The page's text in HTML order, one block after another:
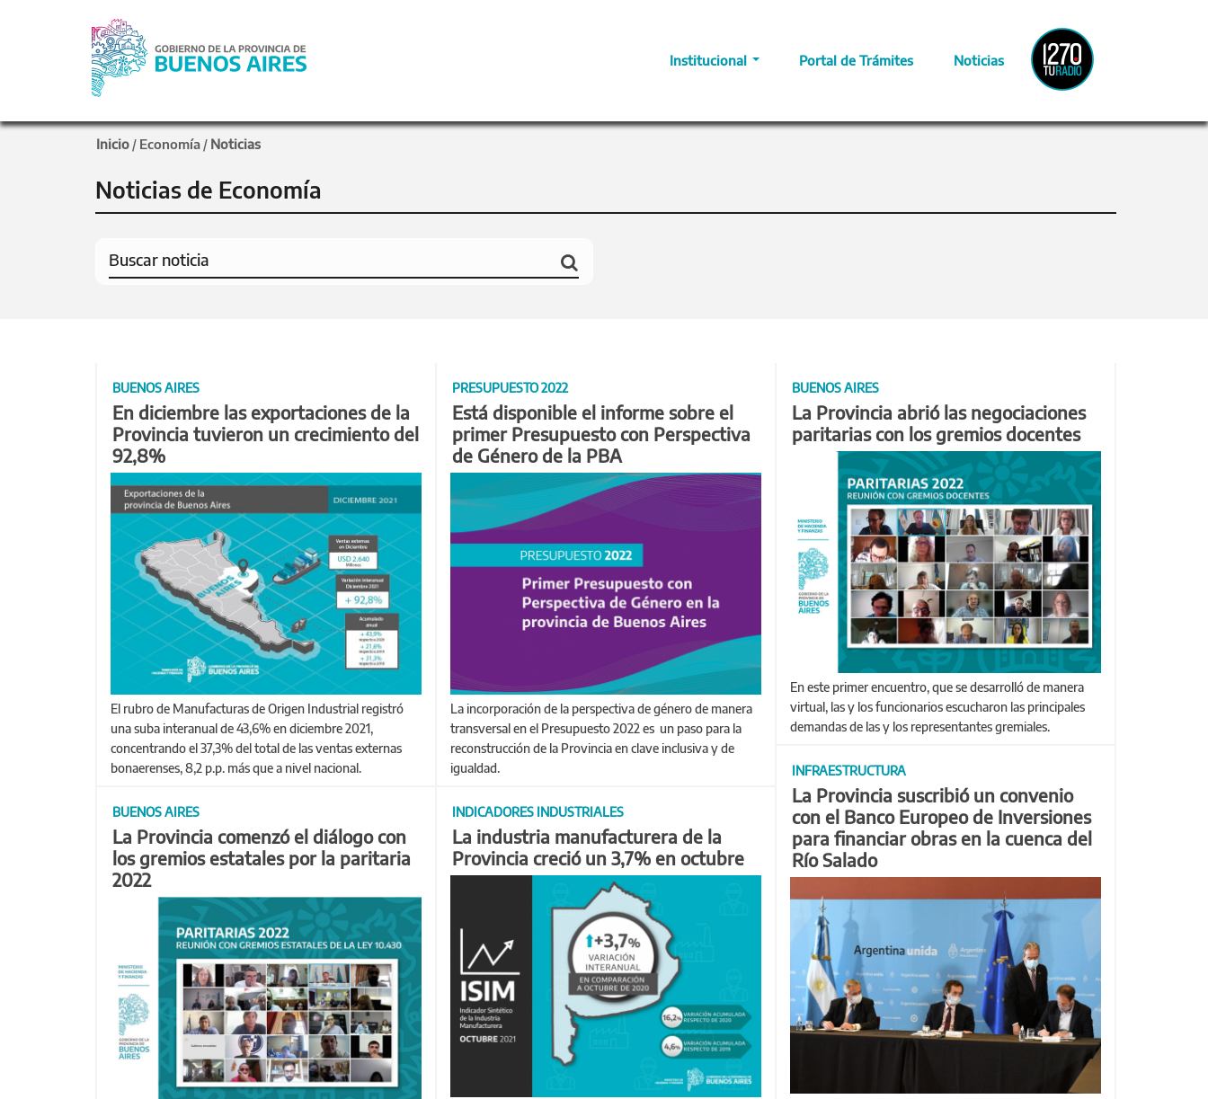
Institucional Portal de Trámites Noticias
Radio
Provincia
Inicio / Economía / Noticias
Noticias de Economía
BUENOS AIRES
En diciembre las exportaciones de la
Provincia tuvieron un crecimiento del
92,8%
El rubro de Manufacturas de Origen Industrial registró
una suba interanual de 43,6% en diciembre 2021,
concentrando el 37,3% del total de las ventas externas
bonaerenses, 8,2 p.p. más que a nivel nacional.
PRESUPUESTO 2022
Está disponible el informe sobre el
primer Presupuesto con Perspectiva
de Género de la PBA
La incorporación de la perspectiva de género de manera
transversal en el Presupuesto 2022 es un paso para la
reconstrucción de la Provincia en clave inclusiva y de
igualdad.
BUENOS AIRES
La Provincia abrió las negociaciones
paritarias con los gremios docentes
En este primer encuentro, que se desarrolló de manera
virtual, las y los funcionarios escucharon las principales
demandas de las y los representantes gremiales.
INFRAESTRUCTURA
La Provincia suscribió un convenio
con el Banco Europeo de Inversiones
para financiar obras en la cuenca del
Río Salado
BUENOS AIRES
La Provincia comenzó el diálogo con
los gremios estatales por la paritaria
2022
INDICADORES INDUSTRIALES
La industria manufacturera de la
Provincia creció un 3,7% en octubre